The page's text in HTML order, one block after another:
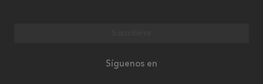
Síguenos en